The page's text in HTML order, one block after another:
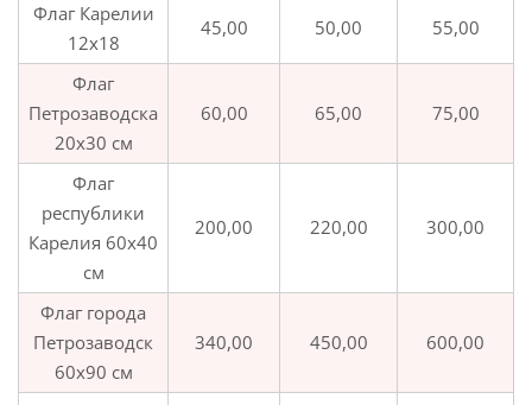
Флаг Карелии
12х18
45,00 50,00 55,00
Флаг
Петрозаводска
20х30 см
60,00 65,00 75,00
Флаг
республики
Карелия 60х40
см
200,00 220,00 300,00
Флаг города
Петрозаводск
60х90 см
340,00 450,00 600,00